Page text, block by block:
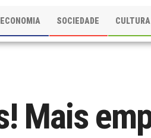
ECONOMIA SOCIEDADE CULTURA
Mais